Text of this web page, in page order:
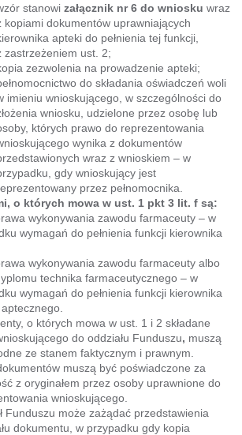
stanowi załącznik nr 6 do wniosku wraz
kopiami dokumentów uprawniających
apteki do pełnienia tej funkcji,
zastrzeżeniem ust. 2;
zezwolenia na prowadzenie apteki;
do składania oświadczeń woli
imieniu wnioskującego, w szczególności do
wniosku, udzielone przez osobę lub
których prawo do reprezentowania
wynika z dokumentów
wraz z wnioskiem – w
gdy wnioskujący jest
przez pełnomocnika.
o których mowa w ust. 1 pkt 3 lit. f są:
wykonywania zawodu farmaceuty – w
wymagań do pełnienia funkcji kierownika
wykonywania zawodu farmaceuty albo
technika farmaceutycznego – w
wymagań do pełnienia funkcji kierownika
o których mowa w ust. 1 i 2 składane
do oddziału Funduszu, muszą
ze stanem faktycznym i prawnym.
muszą być poświadczone za
z oryginałem przez osoby uprawnione do
wnioskującego.
Funduszu może zażądać przedstawienia
dokumentu, w przypadku gdy kopia